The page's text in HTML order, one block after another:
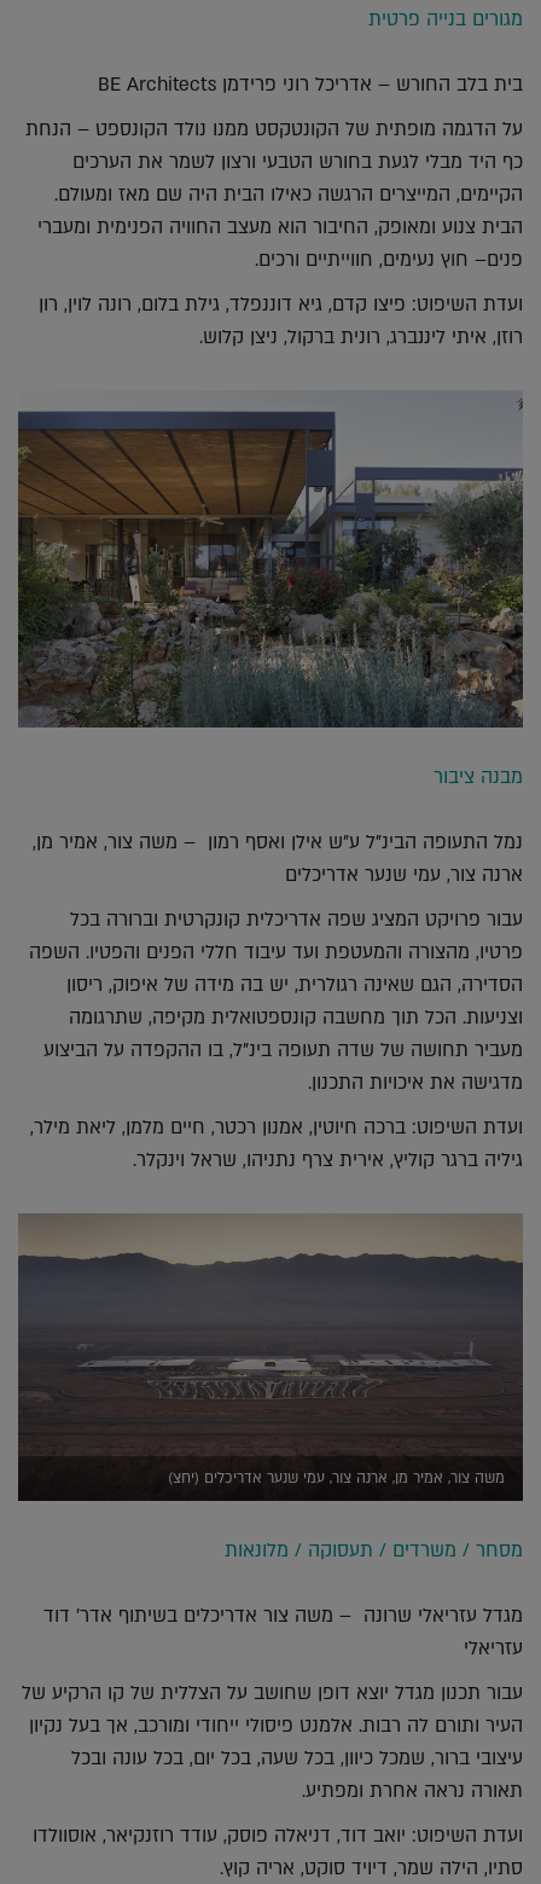
מגורים בנייה פרטית
בית בלב החורש – אדריכל רוני פרידמן BE Architects
על הדגמה מופתית של הקונטקסט ממנו נולד הקונספט – הנחת
כף היד מבלי לגעת בחורש הטבעי ורצון לשמר את הערכים
הקיימים, המייצרים הרגשה כאילו הבית היה שם מאז ומעולם.
הבית צנוע ומאופק, החיבור הוא מעצב החוויה הפנימית ומעברי
פנים– חוץ נעימים, חווייתיים ורכים.
ועדת השיפוט: פיצו קדם, גיא דוננפלד, גילת בלום, רונה לוין, רון
רוזן, איתי ליננברג, רונית ברקול, ניצן קלוש.
מבנה ציבור
נמל התעופה הבינ"ל ע"ש אילן ואסף רמון – משה צור, אמיר מן,
ארנה צור, עמי שנער אדריכלים
עבור פרויקט המציג שפה אדריכלית קונקרטית וברורה בכל
פרטיו, מהצורה והמעטפת ועד עיבוד חללי הפנים והפטיו. השפה
הסדירה, הגם שאינה רגולרית, יש בה מידה של איפוק, ריסון
וצניעות. הכל תוך מחשבה קונספטואלית מקיפה, שתרגומה
מעביר תחושה של שדה תעופה בינ"ל, בו ההקפדה על הביצוע
מדגישה את איכויות התכנון.
ועדת השיפוט: ברכה חיוטין, אמנון רכטר, חיים מלמן, ליאת מילר,
גיליה ברגר קוליץ, אירית צרף נתניהו, שראל וינקלר.
משה צור, אמיר מן, ארנה צור, עמי שנער אדריכלים (יחצ)
מסחר / משרדים / תעסוקה / מלונאות
מגדל עזריאלי שרונה – משה צור אדריכלים בשיתוף אדר' דוד
עזריאלי
עבור תכנון מגדל יוצא דופן שחושב על הצללית של קו הרקיע של
העיר ותורם לה רבות. אלמנט פיסולי ייחודי ומורכב, אך בעל נקיון
עיצובי ברור, שמכל כיוון, בכל שעה, בכל יום, בכל עונה ובכל
תאורה נראה אחרת ומפתיע.
ועדת השיפוט: יואב דוד, דניאלה פוסק, עודד רוזנקיאר, אוסוולדו
סתיו, הילה שמר, דיויד סוקט, אריה קוץ.